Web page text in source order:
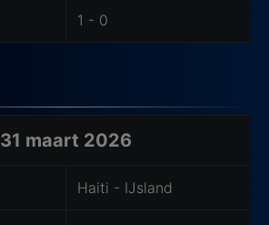
1 - 0
31 maart 2026
Haiti - IJsland